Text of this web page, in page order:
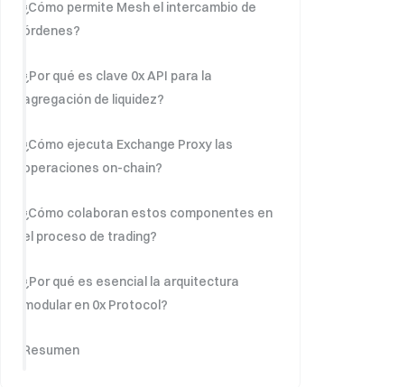
¿Cómo permite Mesh el intercambio de
órdenes?
¿Por qué es clave 0x API para la
agregación de liquidez?
¿Cómo ejecuta Exchange Proxy las
operaciones on-chain?
¿Cómo colaboran estos componentes en
el proceso de trading?
¿Por qué es esencial la arquitectura
modular en 0x Protocol?
Resumen